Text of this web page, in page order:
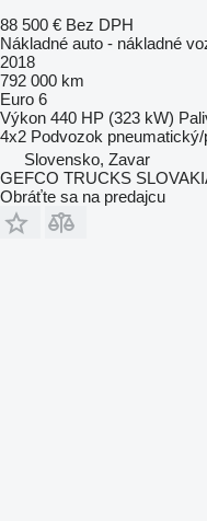
88 500 € Bez DPH
Nákladné auto - nákladné
2018
792 000 km
Euro 6
Výkon 440 HP (323 kW)
4x2 Podvozok
Slovensko, Zavar
GEFCO TRUCKS
Obráťte sa na predajcu